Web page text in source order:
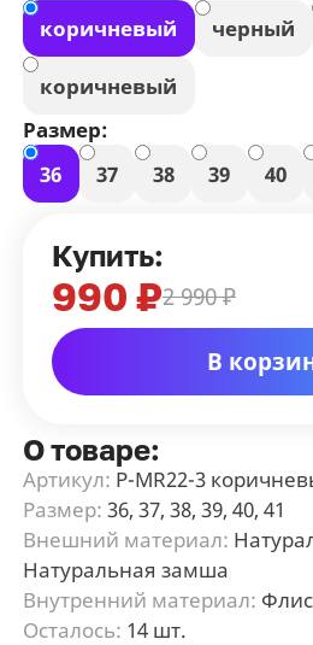
коричневый
черный
коричневый
Размер:
36
37 38 39 40
Купить:
990 ₽2 990 ₽
В
О товаре:
Артикул: P-MR22-3
Размер: 36, 37, 38, 39, 40, 41
Внешний материал:
Натуральная замша
Внутренний материал: Флис
Осталось: 14 шт.